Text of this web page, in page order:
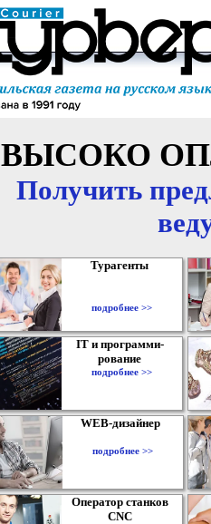
ВЫСОКО
Получить
Турагенты
подробнее >>
IT и программи-
рование
подробнее >>
WEB-дизайнер
подробнее >>
Оператор станков
CNC